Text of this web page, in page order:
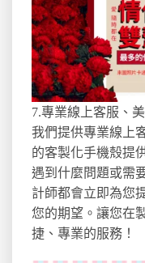
7.專業線上客服、
我們提供專業線上
的客製化手機殼提
遇到什麼問題或需
計師都會立即為您
您的期望。讓您在
捷、專業的服務！